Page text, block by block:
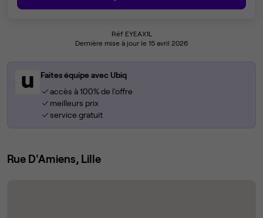
Réf EYEAX1L
Dernière mise à jour le 15 avril 2026
Faites équipe avec Ubiq
accès à 100% de l'offre
meilleurs prix
service gratuit
Rue D'Amiens, Lille